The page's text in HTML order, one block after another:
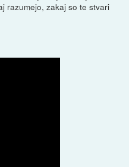
razumejo, zakaj so te stvari